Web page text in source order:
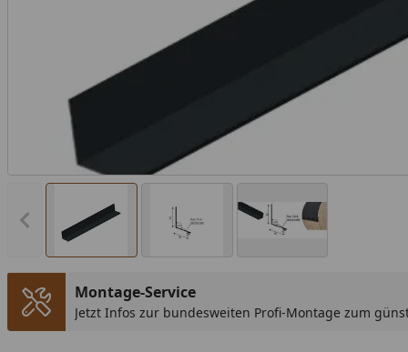
Vorheriges Bild anzeigen
Montage-Service
Jetzt Infos zur bundesweiten Profi-Montage zum